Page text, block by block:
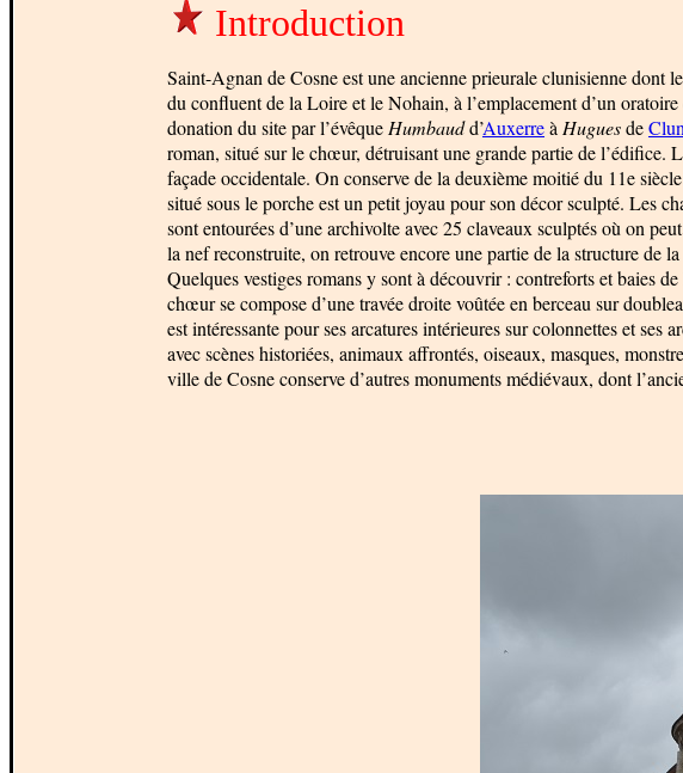
Introduction
Saint-Agnan de Cosne est une ancienne prieurale clunisienne dont
du confluent de la Loire et le Nohain, à l’emplacement d’un
donation du site par l’évêque Humbaudd’Auxerreà Huguesde
roman, situé sur le chœur, détruisant une grande partie de l’édifice.
façade occidentale. On conserve de la deuxième moitié du 11e
situé sous le porche est un petit joyau pour son décor sculpté. Les
sont entourées d’une archivolte avec 25 claveaux sculptés où on
la nef reconstruite, on retrouve encore une partie de la structure de
Quelques vestiges romans y sont à découvrir : contreforts et baies
chœur se compose d’une travée droite voûtée en berceau sur
est intéressante pour ses arcatures intérieures sur colonnettes et
avec scènes historiées, animaux affrontés, oiseaux, masques,
ville de Cosne conserve d’autres monuments médiévaux, dont